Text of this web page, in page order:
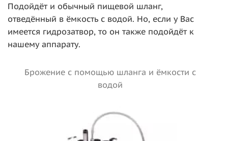
Подойдёт и обычный пищевой шланг,
отведённый в ёмкость с водой. Но, если у Вас
имеется гидрозатвор, то он также подойдёт к
нашему аппарату.
Брожение с помощью шланга и ёмкости с
водой